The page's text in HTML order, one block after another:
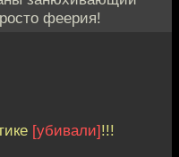
феерия!
[убивали]!!!